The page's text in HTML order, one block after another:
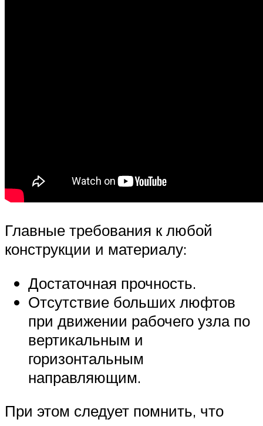
Главные требования к любой
конструкции и материалу:
Достаточная прочность.
Отсутствие больших люфтов
при движении рабочего узла по
вертикальным и
горизонтальным
направляющим.
При этом следует помнить, что